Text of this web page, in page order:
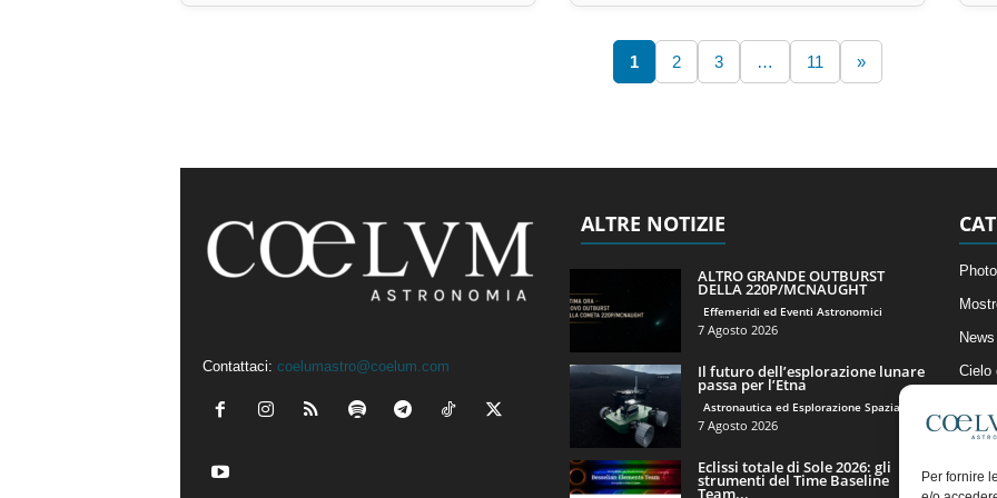
Per fornire
1 2 3 … 11 »
Contattaci: coelumastro@coelum.com
ALTRE NOTIZIE
ALTRO GRANDE OUTBURST
DELLA 220P/MCNAUGHT
Effemeridi ed Eventi Astronomici
7 Agosto 2026
Il futuro dell’esplorazione lunare
passa per l’Etna
Astronautica ed Esplorazione Spaziale
7 Agosto 2026
Eclissi totale di Sole 2026: gli
strumenti del Time Baseline
Team...
Cielo
Il